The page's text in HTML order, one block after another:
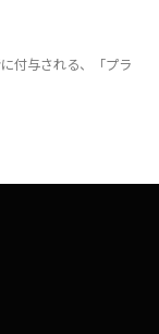
付与される、「プラ